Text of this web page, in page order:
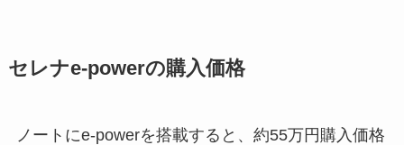
セレナe-powerの購入価格
ノートにe-powerを搭載すると、約55万円購入価格